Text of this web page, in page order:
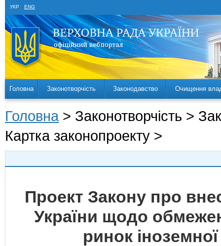
УКР ENG
Головна Законотворчість Законодавство Очищення
Головна > Законотворчість >
Картка законопроекту >
Проект Закону про
України щодо
ринок